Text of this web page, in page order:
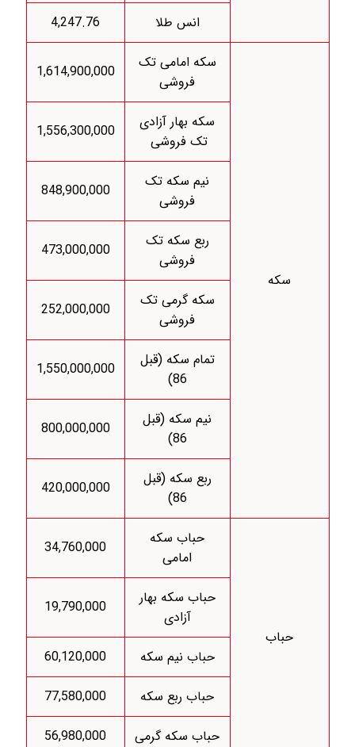
انس طلا
4,247.76
سکه
سکه امامی تک
فروشی
1,614,900,000
سکه بهار آزادی
تک فروشی
1,556,300,000
نیم سکه تک
فروشی
848,900,000
ربع سکه تک
فروشی
473,000,000
سکه گرمی تک
فروشی
252,000,000
تمام سکه (قبل
86)
1,550,000,000
نیم سکه (قبل
86)
800,000,000
ربع سکه (قبل
86)
420,000,000
حباب
حباب سکه
امامی
34,760,000
حباب سکه بهار
آزادی
19,790,000
حباب نیم سکه
60,120,000
حباب ربع سکه
77,580,000
حباب سکه گرمی
56,980,000